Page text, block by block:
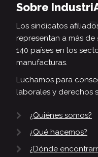
Sobre
Los sindicatos
representan a más
140 países en los
manufacturas.
Luchamos para
laborales y derechos
¿Quiénes somos?
¿Qué hacemos?
¿Dónde